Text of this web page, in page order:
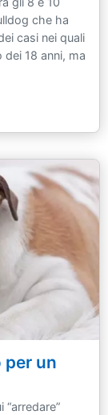
che ha
casi nei quali
18 anni, ma
per un